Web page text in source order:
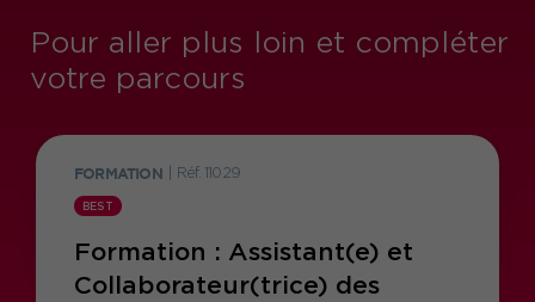
Pour aller plus loin et compléter
votre parcours
FORMATION Réf. 11029
BEST
Formation : Assistant(e) et
Collaborateur(trice) des